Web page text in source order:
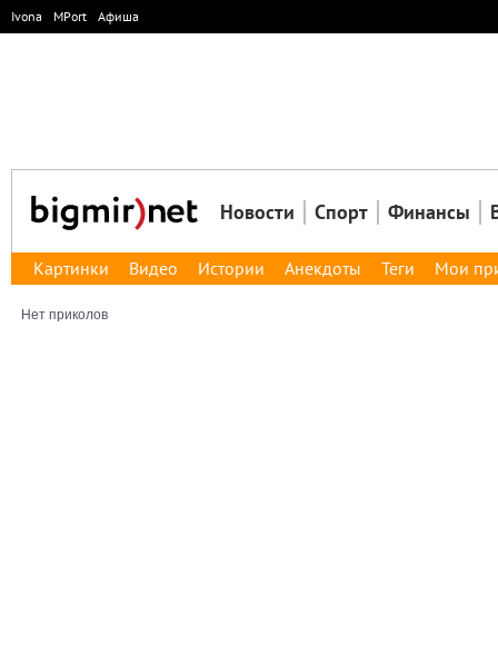
Ivona MPort Афиша
Новости Спорт Финансы
Картинки Видео Истории Анекдоты Теги Мои
Нет приколов